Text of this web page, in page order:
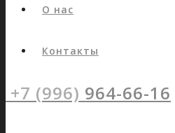
О нас
Контакты
+7 (996) 964-66-16